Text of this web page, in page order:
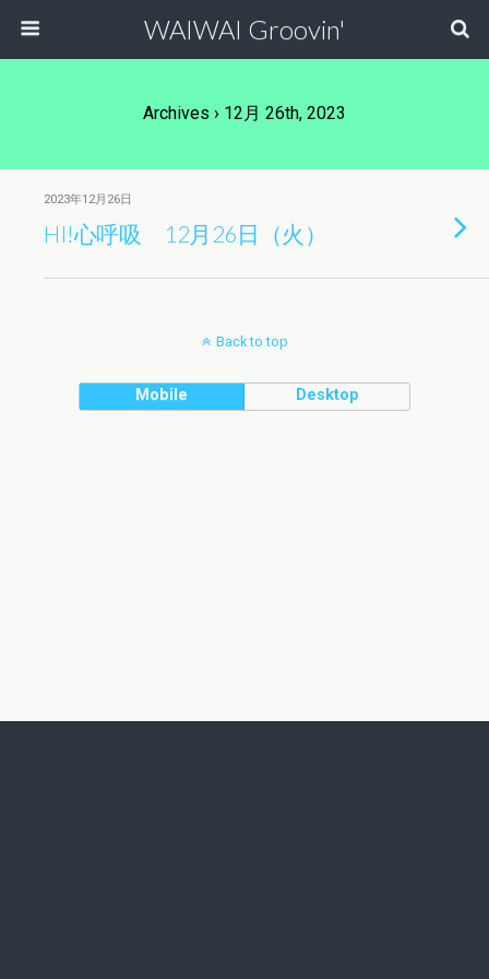
WAIWAI Groovin'
Archives › 12月 26th, 2023
2023年12月26日
HI!心呼吸 12月26日（火）
Back to top
Mobile Desktop